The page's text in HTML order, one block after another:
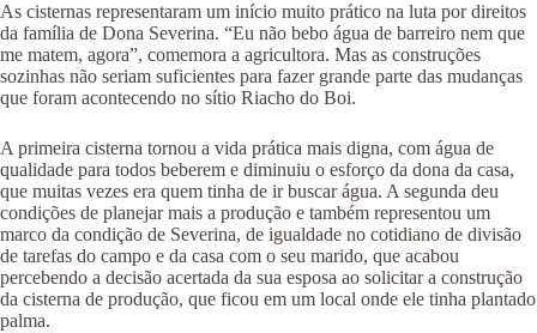
As cisternas representaram um início muito prático na luta por direitos
da família de Dona Severina. “Eu não bebo água de barreiro nem que
me matem, agora”, comemora a agricultora. Mas as construções
sozinhas não seriam suficientes para fazer grande parte das mudanças
que foram acontecendo no sítio Riacho do Boi.
A primeira cisterna tornou a vida prática mais digna, com água de
qualidade para todos beberem e diminuiu o esforço da dona da casa,
que muitas vezes era quem tinha de ir buscar água. A segunda deu
condições de planejar mais a produção e também representou um
marco da condição de Severina, de igualdade no cotidiano de divisão
de tarefas do campo e da casa com o seu marido, que acabou
percebendo a decisão acertada da sua esposa ao solicitar a construção
da cisterna de produção, que ficou em um local onde ele tinha plantado
palma.